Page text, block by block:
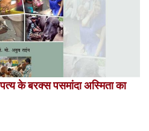
के बरक्स पसमांदा अस्मिता का